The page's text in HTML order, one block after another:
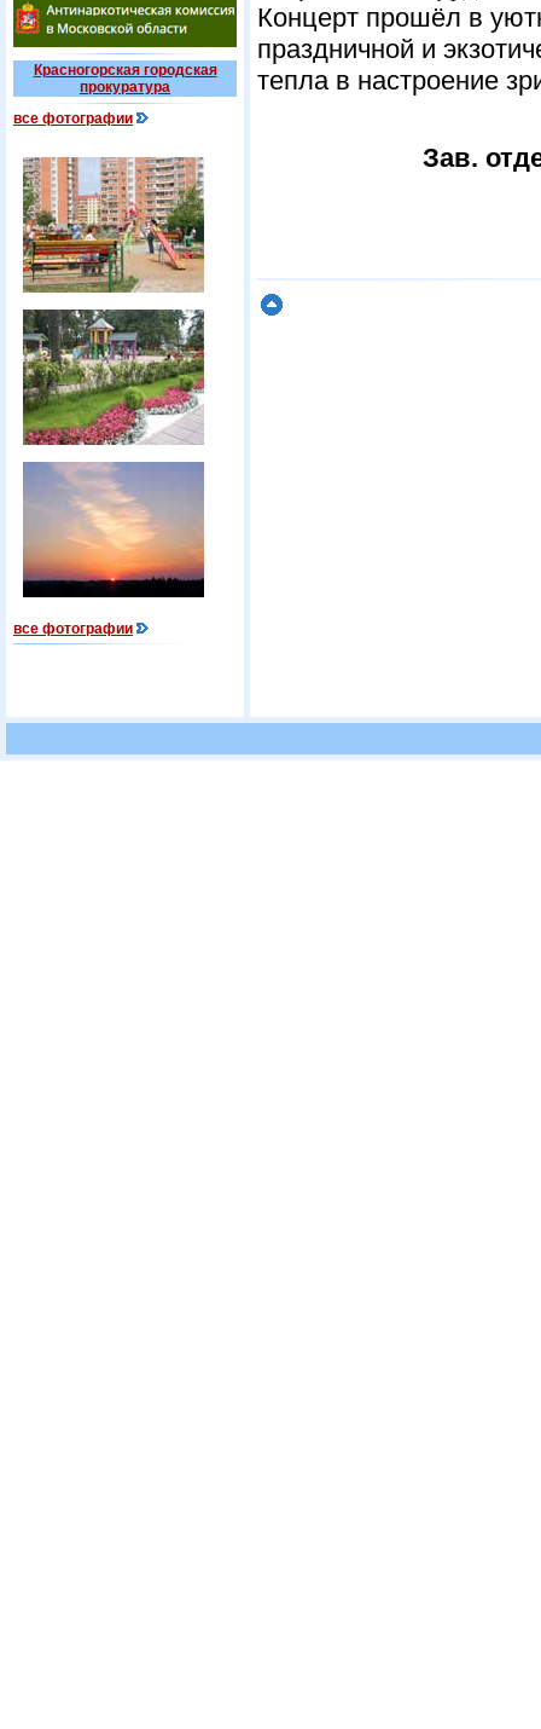
Красногорская городская
прокуратура
все фотографии
все фотографии
Концерт прошёл в
праздничной и
тепла в настроение
Зав.